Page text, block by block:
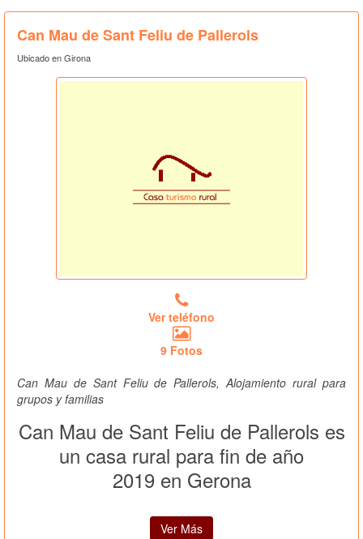
Can Mau de Sant Feliu de Pallerols
Ubicado en Girona
Ver teléfono
9 Fotos
Can Mau de Sant Feliu de Pallerols, Alojamiento rural para
grupos y familias
Can Mau de Sant Feliu de Pallerols es
un casa rural para fin de año
2019 en Gerona
Ver Más